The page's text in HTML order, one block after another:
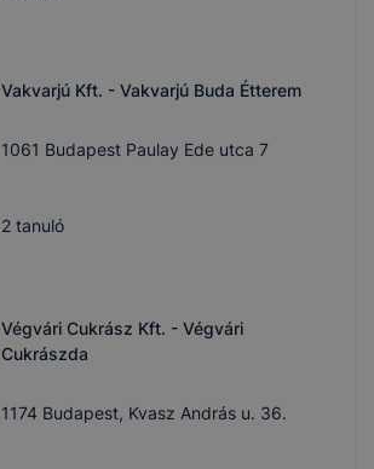
Vakvarjú Kft. - Vakvarjú Buda Étterem
1061 Budapest Paulay Ede utca 7
2tanuló
Végvári Cukrász Kft. - Végvári
Cukrászda
1174 Budapest, Kvasz András u. 36.